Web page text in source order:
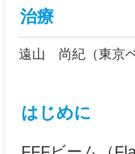
治療
遠山 尚紀（東京
はじめに